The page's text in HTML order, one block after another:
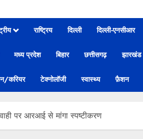
राष्ट्रिय दिल्ली दिल्ली-एनसीआर
मध्य प्रदेश बिहार छत्तीसगढ़ झारखंड
करियर टेक्नोलॉजी स्वास्थ्य फ़ैशन
पर आरआई से मांगा स्पष्टीकरण